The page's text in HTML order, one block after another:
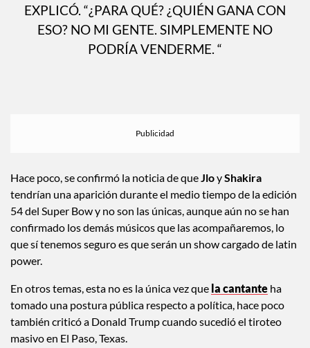
EXPLICÓ. “¿PARA QUÉ? ¿QUIÉN GANA CON
ESO? NO MI GENTE. SIMPLEMENTE NO
PODRÍA VENDERME. “
Hace poco, se confirmó la noticia de queJloyShakira
tendrían una aparición durante el medio tiempo de la edición
54 del Super Bow y no son las únicas, aunque aún no se han
confirmado los demás músicos que las acompañaremos, lo
que sí tenemos seguro es que serán un show cargado de latin
power.
En otros temas, esta no es la única vez que la cantante ha
tomado una postura pública respecto a política, hace poco
también criticó a Donald Trump cuando sucedió el tiroteo
masivo en El Paso, Texas.